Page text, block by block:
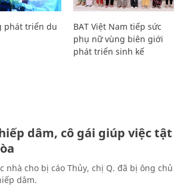
phát triển du
BAT Việt Nam tiếp sức
phụ nữ vùng biên giới
phát triển sinh kế
dâm, cô gái giúp việc tật
cho bị cáo Thủy, chị Q. đã bị ông chủ
dâm.